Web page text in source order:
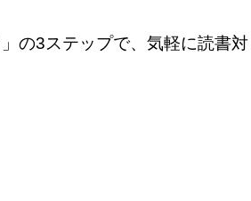
の3ステップで、気軽に読書対